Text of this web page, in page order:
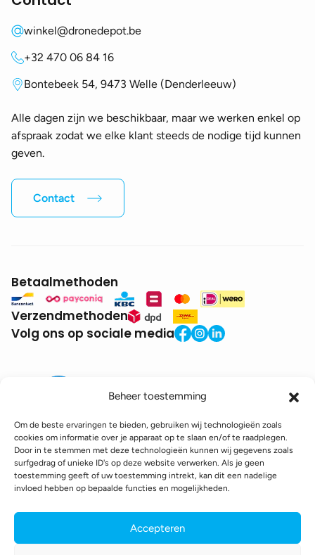
Beheer toestemming
Om de beste ervaringen te bieden, gebruiken wij technologieën zoals
cookies om informatie over je apparaat op te slaan en/of te raadplegen.
Door in te stemmen met deze technologieën kunnen wij gegevens zoals
surfgedrag of unieke ID's op deze website verwerken. Als je geen
toestemming geeft of uw toestemming intrekt, kan dit een nadelige
invloed hebben op bepaalde functies en mogelijkheden.
Accepteren
winkel@dronedepot.be
+32 470 06 84 16
Bontebeek 54, 9473 Welle (Denderleeuw)
Alle dagen zijn we beschikbaar, maar we werken enkel op
afspraak zodat we elke klant steeds de nodige tijd kunnen
geven.
Contact
Betaalmethoden
Verzendmethoden
Volg ons op sociale media
BTW: BE0771.941.935
© 2025 DroneDepot. Alle rechten voorbehouden.
Toegankelijkheidsverklaring